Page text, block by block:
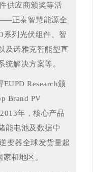
供应商颁奖等活
正泰智慧能源全
系列光伏组件、智
及诺雅克智能型直
统解决方案等。
Research颁
Brand PV
年，核心产品
能电池及数据中
变器全球发货量超
和地区。